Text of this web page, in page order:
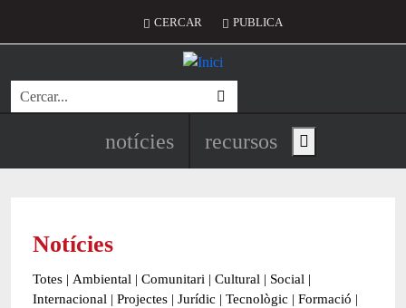
Menú del compte d'usuari
CERCAR PUBLICA
Cerca
Navegació principal de
notícies recursos Show main menu
Notícies
Totes | Ambiental | Comunitari | Cultural | Social |
Internacional | Projectes | Jurídic | Tecnològic | Formació |